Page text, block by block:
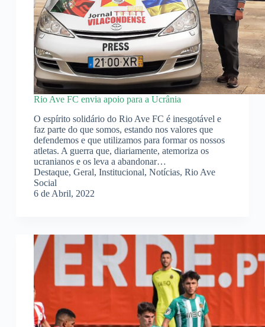
Rio Ave FC envia apoio para a Ucrânia
O espírito solidário do Rio Ave FC é inesgotável e
faz parte do que somos, estando nos valores que
defendemos e que utilizamos para formar os nossos
atletas. A guerra que, diariamente, atemoriza os
ucranianos e os leva a abandonar…
Destaque, Geral, Institucional, Notícias, Rio Ave
Social
6 de Abril, 2022